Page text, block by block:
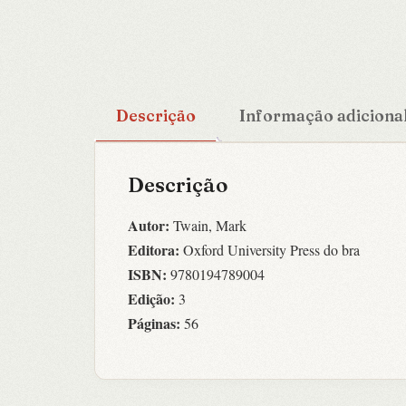
Descrição Informação
Descrição
Autor: Twain, Mark
Editora: Oxford University Press do bra
ISBN: 9780194789004
Edição: 3
Páginas: 56